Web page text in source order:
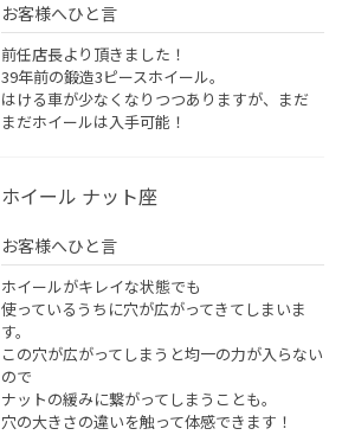
お客様へひと言
前任店長より頂きました！
39年前の鍛造3ピースホイール。
はける車が少なくなりつつありますが、まだ
まだホイールは入手可能！
ホイール ナット座
お客様へひと言
ホイールがキレイな状態でも
使っているうちに穴が広がってきてしまいま
す。
この穴が広がってしまうと均一の力が入らない
ので
ナットの緩みに繋がってしまうことも。
穴の大きさの違いを触って体感できます！